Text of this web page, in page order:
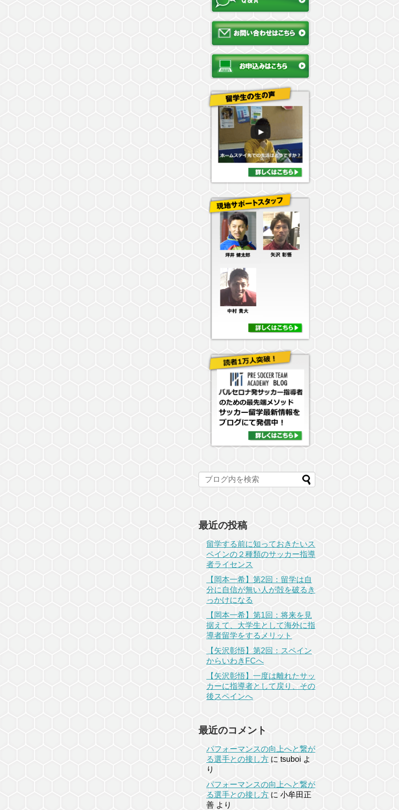
最近の投稿
留学する前に知っておきたいス
ペインの２種類のサッカー指導
者ライセンス
【岡本一希】第2回：留学は自
分に自信が無い人が殻を破るき
っかけになる
【岡本一希】第1回：将来を見
据えて、大学生として海外に指
導者留学をするメリット
【矢沢彰悟】第2回：スペイン
からいわきFCへ
【矢沢彰悟】一度は離れたサッ
カーに指導者として戻り、その
後スペインへ
最近のコメント
パフォーマンスの向上へと繋が
る選手との接し方 に tsuboi よ
り
パフォーマンスの向上へと繋が
る選手との接し方 に 小牟田正
善 より